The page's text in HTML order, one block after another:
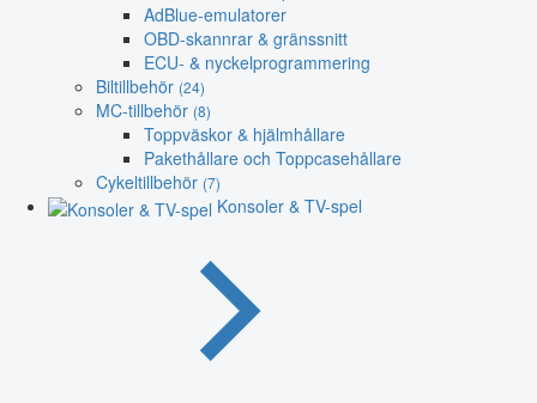
AdBlue-emulatorer
OBD-skannrar & gränssnitt
ECU- & nyckelprogrammering
Biltillbehör (24)
MC-tillbehör (8)
Toppväskor & hjälmhållare
Pakethållare och Toppcasehållare
Cykeltillbehör (7)
Konsoler & TV-spel